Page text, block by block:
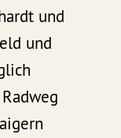
und
und